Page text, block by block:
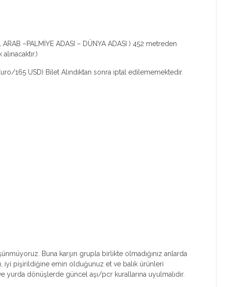
ARAB –PALMİYE ADASI – DÜNYA ADASI ) 452 metreden
165 USD) Bilet Alındıktan sonra iptal edilememektedir.
Buna karşın grupla birlikte olmadığınız anlarda
iyi pişirildiğine emin olduğunuz et ve balık ürünleri
dönüşlerde güncel aşı/pcr kurallarına uyulmalıdır.